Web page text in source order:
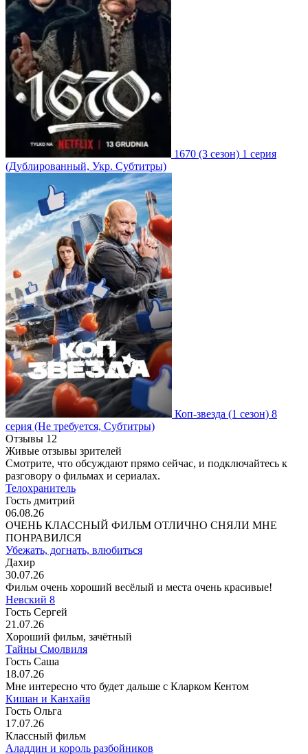
1670 (3 сезон) 1 серия
(Дублированный, Укр. Субтитры)
Коп-звезда (1 сезон) 8
серия (Не требуется, Субтитры)
Отзывы 12
Живые отзывы зрителей
Смотрите, что обсуждают прямо сейчас, и подключайтесь к
разговору о фильмах и сериалах.
Телохранитель
Гость дмитрий
06.08.26
ОЧЕНЬ КЛАССНЫЙ ФИЛЬМ ОТЛИЧНО СНЯЛИ МНЕ
ПОНРАВИЛСЯ
Убежать, догнать, влюбиться
Дахир
30.07.26
Фильм очень хороший весёлый и места очень красивые!
Невский 8
Гость Сергей
21.07.26
Хороший фильм, зачётный
Тайны Смолвиля
Гость Саша
18.07.26
Мне интересно что будет дальше с Кларком Кентом
Кишан и Канхайя
Гость Ольга
17.07.26
Классный фильм
Аладдин и король разбойников